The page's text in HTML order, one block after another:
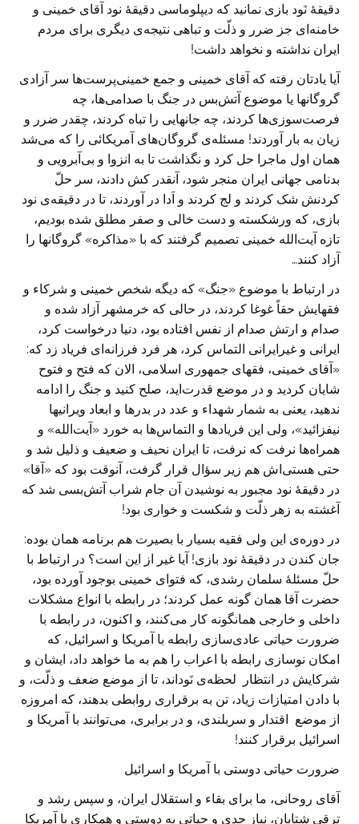
دقیقهٔ نَود بازی نمانید که دیپلوماسی دقیقهٔ نود آقای خمینی و
خامنه‌ای جز ضرر و ذلّت و تباهی نتیجه‌ی دیگری برای مردم
ایران نداشته و نخواهد داشت!
آیا یادتان رفته که آقای خمینی و جمع خمینی‌پرست‌ها سر آزادی
گروگانها یا موضوع آتش‌بس در جنگ با صدامی‌ها، چه
فرصت‌سوزی‌ها کردند، چه جانهایی را تباه کردند، چقدر ضرر و
زیان به بار آوردند! مسئله‌ی گروگان‌های آمریکائی را که می‌شد
همان اول ماجرا حل کرد و نگذاشت تا به انزوا و بی‌آبرويی و
بدنامی جهانی ایران منجر شود، آنقدر کش دادند، سر حلّ
کردنش شک کردند و لج کردند و اَدا در آوردند، تا در دقیقه‌ی نود
بازی، که ورشکسته و دست خالی و صفر مطلق شده بودیم،
تازه آيت‌الله خمینی تصمیم گرفتند که با «مذاکره» گروگانها را
آزاد کنند…
در ارتباط با موضوع «جنگ» که دیگه شخص خمینی و شرکاء و
فقهایش حقاً غوغا کردند، در حالی که خرمشهر آزاد شده و
صدام و ارتش صدام از نفس افتاده بود، دنیا درخواست کرد،
ایرانی و غیرایرانی التماس کرد، هر فرد فرزانه‌ای فریاد زد که:
«آقای خمینی، فقهای جمهوری اسلامی، الان که فتح و فتوح
شایان کردید و در موضع قدرت‌اید، صلح کنید و جنگ را ادامه
ندهید، یعنی به شمار شهداء و عدد در بدرها و ابعاد ویرانیها
نیفزائید»، ولی این فریادها و التماس‌ها به خورد «آیت‌الله» و
همراه‌ها نرفت که نرفت، تا ایران نحیف و ضعیف و ذلیل شد و
حتی هستی‌اش هم زیر سؤال قرار گرفت، آنوقت بود که «آقا»
در دقیقهٔ نود مجبور به نوشیدن آن جام شراب آتش‌بسی شد که
آغشته به زهر ذلّت و شکست و خواری بود!
در دوره‌ی این ولی فقیه بسیار با بصیرت هم برنامه همان بوده:
جان کندن در دقیقهٔ نود بازی! آیا غیر از این است؟ در ارتباط با
حلّ مسئلهٔ سلمان رشدی، که فتوای خمینی بوجود آورده بود،
حضرت آقا همان گونه عمل کردند؛ در رابطه با انواع مشکلات
داخلی و خارجی همانگونه کار می‌کنند، و اکنون، در رابطه با
ضرورت حیاتی عادی‌سازی رابطه با آمریکا و اسرائیل، که
امکان نوسازی رابطه با اعراب را هم به ما خواهد داد، ایشان و
شرکایش در انتظار لحظه‌ی نَوداند، تا از موضع ضعف و ذلّت، و
با دادن امتیازات زیاد، تن به برقراری روابطی بدهند، که امروزه
از موضع اقتدار و سربلندی، و در برابری، می‌توانند با آمریکا و
اسرائیل برقرار کنند!
ضرورت حیاتی دوستی با آمریکا و اسرائیل
آقای روحانی، ما برای بقاء و استقلال ایران، و سپس رشد و
ترقی شتابان، نیاز جدی و حیاتی به دوستی و همکاری با آمریکا